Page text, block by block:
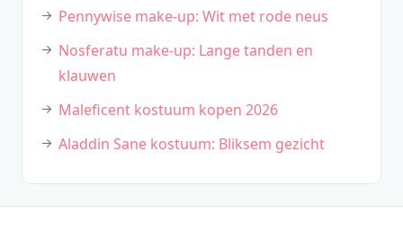
Pennywise make-up: Wit met rode neus
Nosferatu make-up: Lange tanden en
klauwen
Maleficent kostuum kopen 2026
Aladdin Sane kostuum: Bliksem gezicht